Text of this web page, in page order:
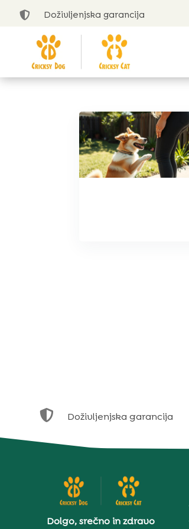
 Doživljenjska garancija
 Doživljenjska garancija
Dolgo, srečno in zdravo